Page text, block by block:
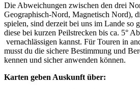
Die Abweichungen zwischen den drei
Geographisch-Nord, Magnetisch Nord),
spielen, sind derzeit bei uns im Lande so
diese bei kurzen Peilstrecken bis ca. 5°
vernachlässigen kannst. Für Touren in
musst du die sichere Bestimmung und
kennen und sicher anwenden können.
Karten geben Auskunft über: